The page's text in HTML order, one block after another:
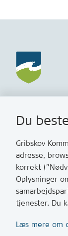
Rådhusvej 3
Du
Gribskov
adresse,
korrekt
Oplysninger
tjenester. Du
Læs mere om